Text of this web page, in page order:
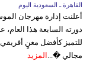
القاهرة ـ السعودية اليوم
دورته السابعة هذا
للتميز كأفضل مغنٍ
مجالي �... المزيد